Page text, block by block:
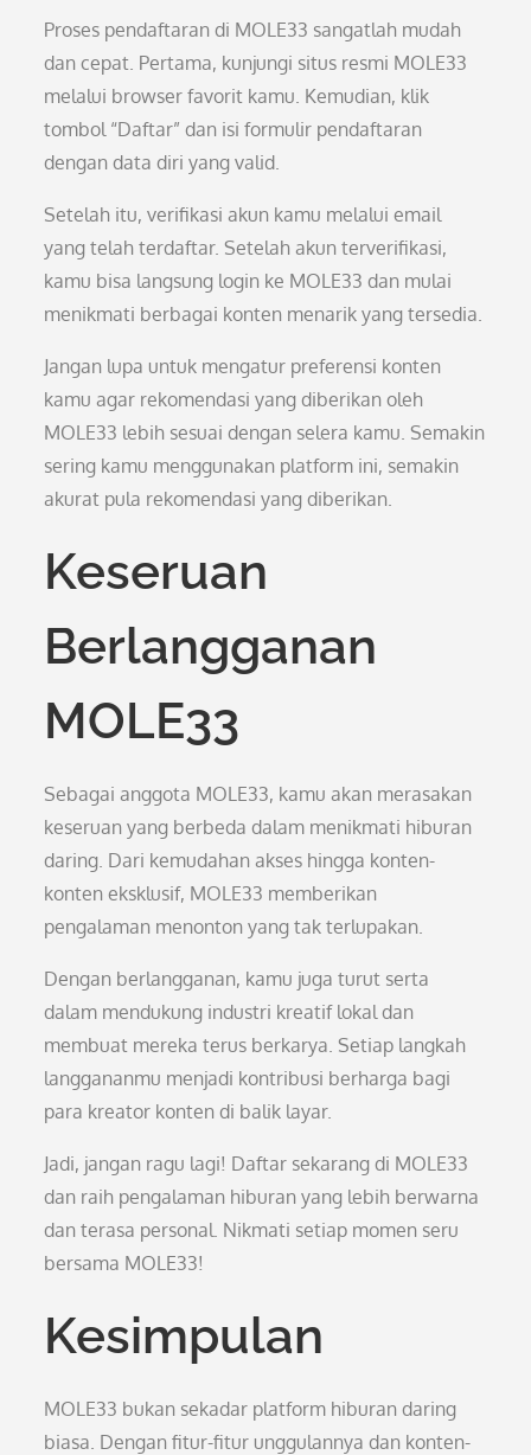
Proses pendaftaran di MOLE33 sangatlah mudah
dan cepat. Pertama, kunjungi situs resmi MOLE33
melalui browser favorit kamu. Kemudian, klik
tombol “Daftar” dan isi formulir pendaftaran
dengan data diri yang valid.
Setelah itu, verifikasi akun kamu melalui email
yang telah terdaftar. Setelah akun terverifikasi,
kamu bisa langsung login ke MOLE33 dan mulai
menikmati berbagai konten menarik yang tersedia.
Jangan lupa untuk mengatur preferensi konten
kamu agar rekomendasi yang diberikan oleh
MOLE33 lebih sesuai dengan selera kamu. Semakin
sering kamu menggunakan platform ini, semakin
akurat pula rekomendasi yang diberikan.
Keseruan
Berlangganan
MOLE33
Sebagai anggota MOLE33, kamu akan merasakan
keseruan yang berbeda dalam menikmati hiburan
daring. Dari kemudahan akses hingga konten-
konten eksklusif, MOLE33 memberikan
pengalaman menonton yang tak terlupakan.
Dengan berlangganan, kamu juga turut serta
dalam mendukung industri kreatif lokal dan
membuat mereka terus berkarya. Setiap langkah
langgananmu menjadi kontribusi berharga bagi
para kreator konten di balik layar.
Jadi, jangan ragu lagi! Daftar sekarang di MOLE33
dan raih pengalaman hiburan yang lebih berwarna
dan terasa personal. Nikmati setiap momen seru
bersama MOLE33!
Kesimpulan
MOLE33 bukan sekadar platform hiburan daring
biasa. Dengan fitur-fitur unggulannya dan konten-